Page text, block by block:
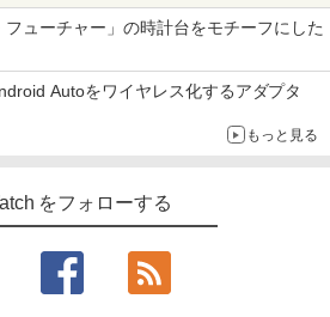
フューチャー」の時計台をモチーフにした
Autoをワイヤレス化するアダプタ
もっと見る
をフォローする